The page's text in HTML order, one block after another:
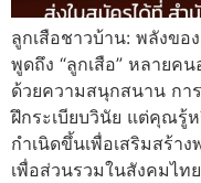
ลูกเสือชาวบ้าน: พลังขอ
พูดถึง “ลูกเสือ” หลายค
ด้วยความสนุกสนาน กา
ฝึกระเบียบวินัย แต่คุณรู้
กำเนิดขึ้นเพื่อเสริมสร้า
เพื่อส่วนรวมในสังคมไ